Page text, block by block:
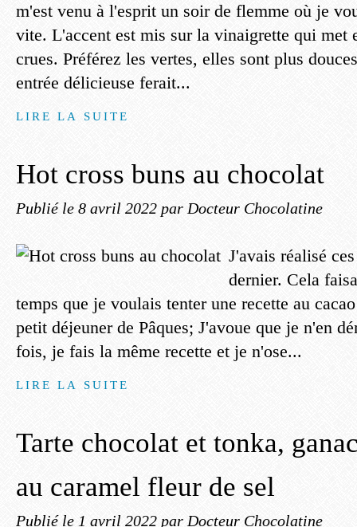
m'est venu à l'esprit un soir de flemme où je
vite. L'accent est mis sur la vinaigrette qui met
crues. Préférez les vertes, elles sont plus
entrée délicieuse ferait...
LIRE LA SUITE
Hot cross buns au chocolat
Publié le 8 avril 2022 par Docteur Chocolatine
J'avais réalisé
dernier. Cela
temps que je voulais tenter une recette au
petit déjeuner de Pâques; J'avoue que je n'en
fois, je fais la même recette et je n'ose...
LIRE LA SUITE
Tarte chocolat et tonka,
au caramel fleur de sel
Publié le 1 avril 2022 par Docteur Chocolatine